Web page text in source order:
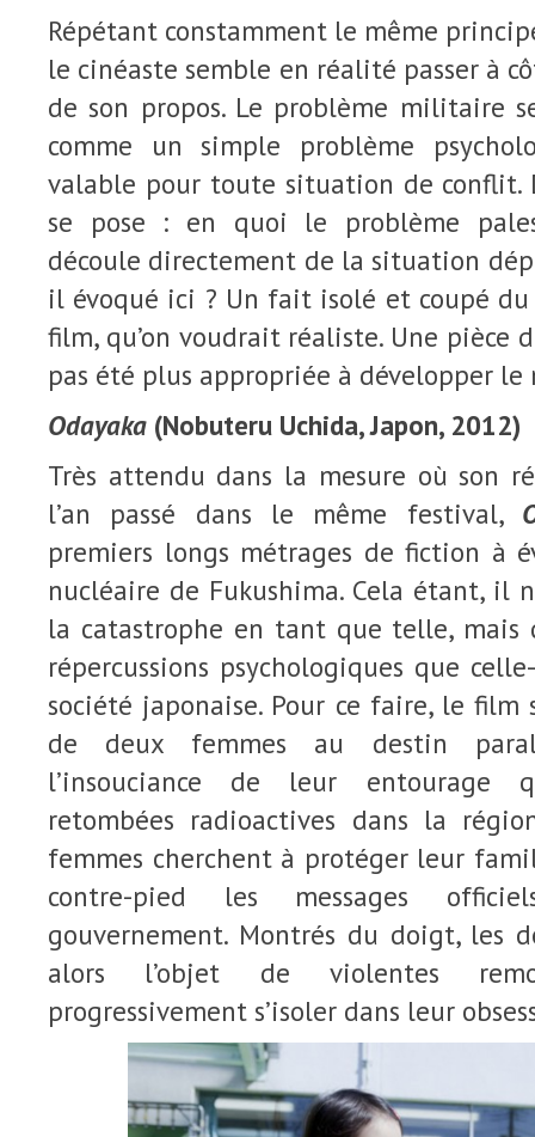
Répétant constamment le même
le cinéaste semble en réalité passer à
de son propos. Le problème militaire
comme un simple problème
valable pour toute situation de conflit.
se pose : en quoi le problème
découle directement de la situation
il évoqué ici ? Un fait isolé et coupé
film, qu’on voudrait réaliste. Une pièce
pas été plus appropriée à développer le
Odayaka (Nobuteru Uchida, Japon, 2012)
Très attendu dans la mesure où son
l’an passé dans le même festival,
premiers longs métrages de fiction à
nucléaire de Fukushima. Cela étant, il
la catastrophe en tant que telle, mais
répercussions psychologiques que
société japonaise. Pour ce faire, le film
de deux femmes au destin
l’insouciance de leur entourage
retombées radioactives dans la
femmes cherchent à protéger leur
contre-pied les messages
gouvernement. Montrés du doigt, les
alors l’objet de violentes
progressivement s’isoler dans leur